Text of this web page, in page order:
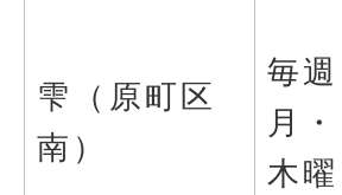
雫（原町区
南）
毎週
月・
木曜